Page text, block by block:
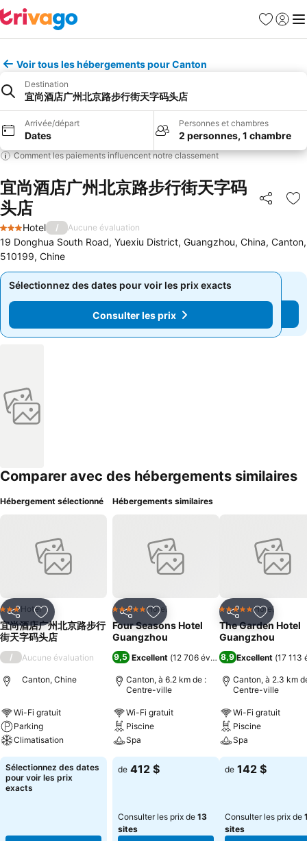
Favoris
Se
Voir tous les hébergements pour Canton
Destination
宜尚酒店广州北京路步行街天字码头店
Arrivée/départ
Dates
Personnes et chambres
2 personnes, 1 chambre
Comment les paiements influencent notre classement
宜尚酒店广州北京路步行街天字码
头店
Partager
3 Étoiles
Hotel / Aucune évaluation
19 Donghua South Road, Yuexiu District, Guangzhou, China, Canton,
510199, Chine
Sélectionnez des dates pour voir les prix exacts
Consulter les prix
Sélectionnez des dates pour voir les prix exacts
Consulter les prix
Comparer avec des hébergements similaires
Hébergement sélectionné
PartagerAjouter à mes favoris
3 ÉtoilesHotel
宜尚酒店广州北京路步行
街天字码头店
/ Aucune évaluation
Canton, Chine
Wi-Fi gratuit
Parking
Climatisation
Sélectionnez des dates
pour voir les prix
exacts
Hébergements similaires
PartagerAjouter à mes favoris
5 Étoiles Hotel
Four Seasons Hotel
Guangzhou
9,5 Excellent (12 706 évaluations)
Canton, à 6.2 km de :
Centre-ville
Wi-Fi gratuit
Piscine
Spa
de 412 $
Consulter les prix de 13
sites
PartagerAjouter
5 Étoiles Hotel
The Garden Hotel
Guangzhou
8,9 Excellent (17 113
Canton, à 2.3 km
Centre-ville
Wi-Fi gratuit
Piscine
Spa
de 142 $
Consulter les prix de
sites